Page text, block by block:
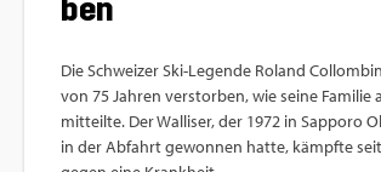
ben
Die Schwei­zer Ski-Le­gen­de Ro­land
von 75 Jah­ren ver­stor­ben, wie seine Fa­mi­lie
mit­teil­te. Der Wal­li­ser, der 1972 in Sap­poro
in der Ab­fahrt ge­won­nen hatte, kämpf­te